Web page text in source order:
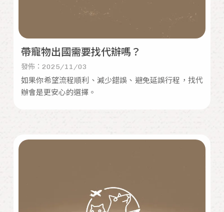
帶寵物出國需要找代辦嗎？
發佈：2025/11/03
如果你希望流程順利、減少錯誤、避免延誤行程，找代
辦會是更安心的選擇。